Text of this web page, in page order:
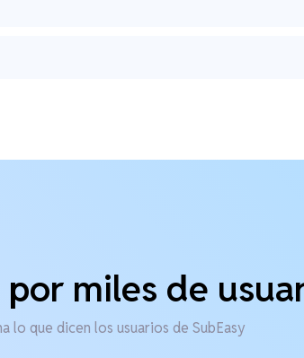
miles de
lo que dicen los usuarios de SubEasy